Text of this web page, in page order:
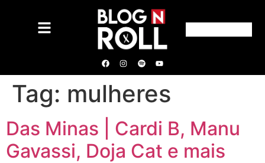
Tag: mulheres
Das Minas | Cardi B, Manu
Gavassi, Doja Cat e mais